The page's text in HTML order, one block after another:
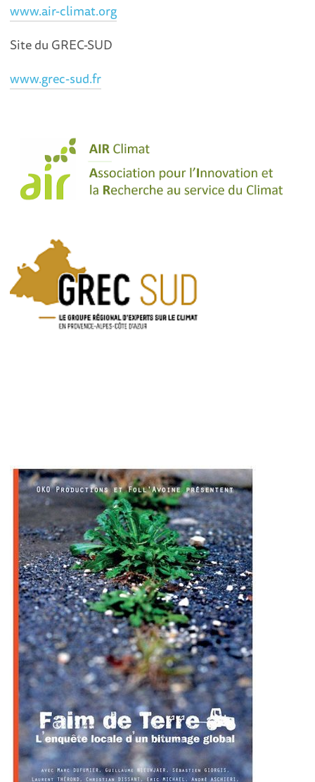
www.air-climat.org
Site du GREC-SUD
www.grec-sud.fr